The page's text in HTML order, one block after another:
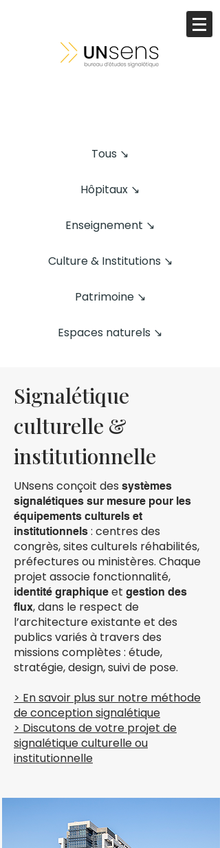
Tous ↘
Hôpitaux ↘
Enseignement ↘
Culture & Institutions ↘
Patrimoine ↘
Espaces naturels ↘
Signalétique
culturelle &
institutionnelle
UNsens conçoit des systèmes
signalétiques sur mesure pour les
équipements culturels et
institutionnels : centres des
congrès, sites culturels réhabilités,
préfectures ou ministères. Chaque
projet associe fonctionnalité,
identité graphique et gestion des
flux, dans le respect de
l’architecture existante et des
publics variés à travers des
missions complètes : étude,
stratégie, design, suivi de pose.
> En savoir plus sur notre méthode
de conception signalétique
> Discutons de votre projet de
signalétique culturelle ou
institutionnelle